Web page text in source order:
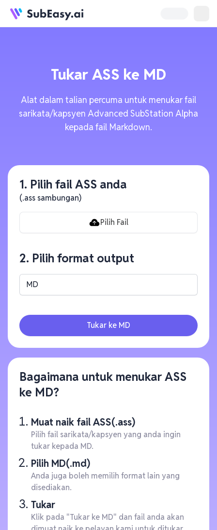
Tukar ASS ke MD
Alat dalam talian percuma untuk menukar fail
sarikata/kapsyen Advanced SubStation Alpha
kepada fail Markdown.
1. Pilih fail ASS anda
(.ass sambungan)
Pilih Fail
2. Pilih format output
MD
Tukar ke MD
Bagaimana untuk menukar ASS
ke MD?
Muat naik fail ASS(.ass)
Pilih fail sarikata/kapsyen yang anda ingin
tukar kepada MD.
Pilih MD(.md)
Anda juga boleh memilih format lain yang
disediakan.
Tukar
Klik pada "Tukar ke MD" dan fail anda akan